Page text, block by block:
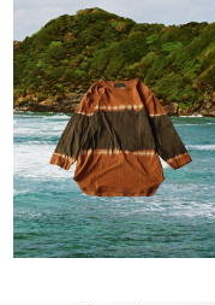
devadurga / OFF-ROAD
CUT SEW
¥12,100